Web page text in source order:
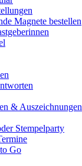
Magnete bestellen
& Auszeichnungen
Stempelparty
Go